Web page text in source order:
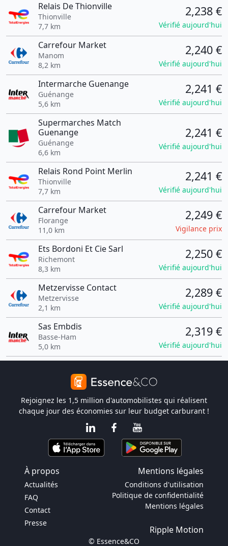
Relais De Thionville
Thionville
7,7 km
2,238 €
Vérifié aujourd'hui
Carrefour Market
Manom
8,2 km
2,240 €
Vérifié aujourd'hui
Intermarche Guenange
Guénange
5,6 km
2,241 €
Vérifié aujourd'hui
Supermarches Match
Guenange
Guénange
6,6 km
2,241 €
Vérifié aujourd'hui
Relais Rond Point Merlin
Thionville
7,7 km
2,241 €
Vérifié aujourd'hui
Carrefour Market
Florange
11,0 km
2,249 €
Vigilance prix
Ets Bordoni Et Cie Sarl
Richemont
8,3 km
2,250 €
Vérifié aujourd'hui
Metzervisse Contact
Metzervisse
2,1 km
2,289 €
Vérifié aujourd'hui
Sas Embdis
Basse-Ham
5,0 km
2,319 €
Vérifié aujourd'hui
Rejoignez les 1,5 million d'automobilistes qui réalisent
chaque jour des économies sur leur budget carburant !
À propos Mentions légales
Actualités
FAQ
Contact
Presse
Conditions d'utilisation
Politique de confidentialité
Mentions légales
Ripple Motion
© Essence&CO